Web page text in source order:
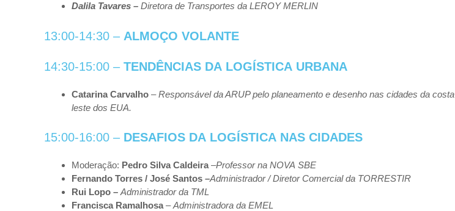
Dalila Tavares – Diretora de Transportes da LEROY MERLIN
13:00-14:30 – ALMOÇO VOLANTE
14:30-15:00 – TENDÊNCIAS DA LOGÍSTICA URBANA
Catarina Carvalho – Responsável da ARUP pelo planeamento e desenho nas cidades da costa
leste dos EUA.
15:00-16:00 – DESAFIOS DA LOGÍSTICA NAS CIDADES
Moderação: Pedro Silva Caldeira –Professor na NOVA SBE
Fernando Torres / José Santos –Administrador / Diretor Comercial da TORRESTIR
Rui Lopo – Administrador da TML
Francisca Ramalhosa –Administradora da EMEL